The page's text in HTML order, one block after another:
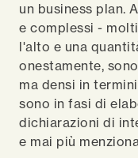
un business plan.
e complessi -
l'alto e una
onestamente,
ma densi in
sono in fasi di
dichiarazioni di
e mai più